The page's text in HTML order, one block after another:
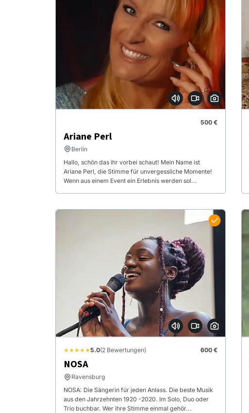
500 €
Ariane Perl
Berlin
Hallo, schön das ihr vorbei schaut! Mein Name ist
Ariane Perl, die Stimme für unvergessliche Momente!
Wenn aus einem Event ein Erlebnis werden sol...
★★★★★5.0(2 Bewertungen) 600 €
NOSA
Ravensburg
NOSA: Die Sängerin für jeden Anlass. Die beste Musik
aus den Jahrzehnten 1920 -2020. Im Solo, Duo oder
Trio buchbar. Wer ihre Stimme einmal gehör...